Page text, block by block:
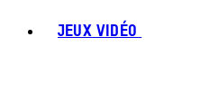
JEUX VIDÉO